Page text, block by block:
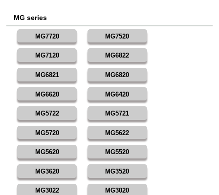
MG series
MG7720 MG7520
MG7120 MG6822
MG6821 MG6820
MG6620 MG6420
MG5722 MG5721
MG5720 MG5622
MG5620 MG5520
MG3620 MG3520
MG3022 MG3020